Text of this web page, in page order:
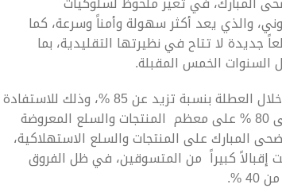
والذي يعد أكثر سهولة وأمناً وسرعة، كما
لا تتاح في نظيرتها التقليدية، بما
السنوات الخمس المقبلة.
وأكدت الدراسة على تسارع معدلات المبيعات عبر المنصة خلال العطلة بنسبة تزيد عن 85 %، وذلك للاستفادة
من العروض الحصرية والتخفيضات القياسية التي وصلت إلى 80 % على معظم المنتجات والسلع المعروضة
المبارك على المنتجات والسلع الاستهلاكية،
إقبالاً كبيراً من المتسوقين، في ظل الفروق
%.